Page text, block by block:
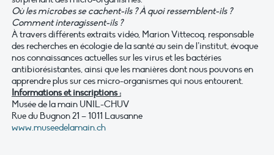
Où les microbes se cachent-ils ? À quoi ressemblent-ils ?
Comment interagissent-ils ?
À travers différents extraits vidéo, Marion Vittecoq, responsable
des recherches en écologie de la santé au sein de l’institut, évoque
nos connaissances actuelles sur les virus et les bactéries
antibiorésistantes, ainsi que les manières dont nous pouvons en
apprendre plus sur ces micro-organismes qui nous entourent.
Informations et inscriptions :
Musée de la main UNIL-CHUV
Rue du Bugnon 21 – 1011 Lausanne
www.museedelamain.ch